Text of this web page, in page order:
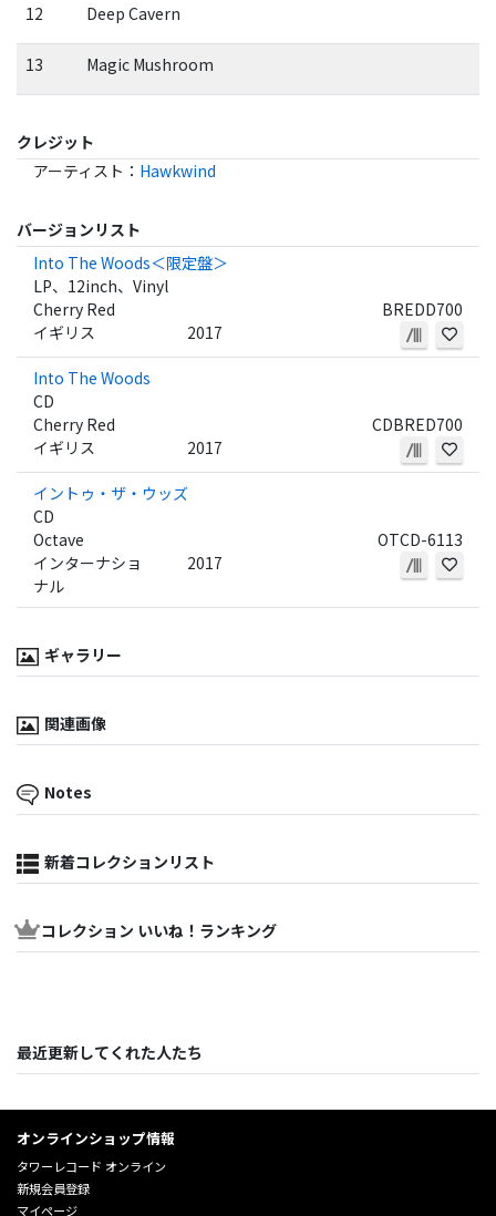
12 Deep Cavern
13 Magic Mushroom
クレジット
アーティスト ： Hawkwind
バージョンリスト
Into The Woods＜限定盤＞
LP、12inch、Vinyl
Cherry Red
BREDD700
イギリス
2017
Into The Woods
CD
Cherry Red
CDBRED700
イギリス
2017
イントゥ・ザ・ウッズ
CD
Octave
OTCD-6113
インターナショ
ナル
2017
ギャラリー
関連画像
Notes
新着コレクションリスト
コレクション いいね！ランキング
最近更新してくれた人たち
オンラインショップ情報
タワーレコード オンライン
新規会員登録
マイページ